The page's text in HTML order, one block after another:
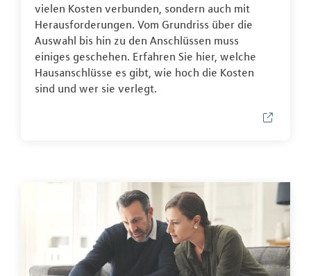
vielen Kosten verbunden, sondern auch mit
Herausforderungen. Vom Grundriss über die
Auswahl bis hin zu den Anschlüssen muss
einiges geschehen. Erfahren Sie hier, welche
Hausanschlüsse es gibt, wie hoch die Kosten
sind und wer sie verlegt.